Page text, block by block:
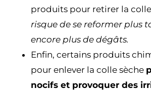
produits pour retirer la colle
risque de se reformer plus
encore plus de dégâts.
Enfin, certains produits
pour enlever la colle sèche
nocifs et provoquer des